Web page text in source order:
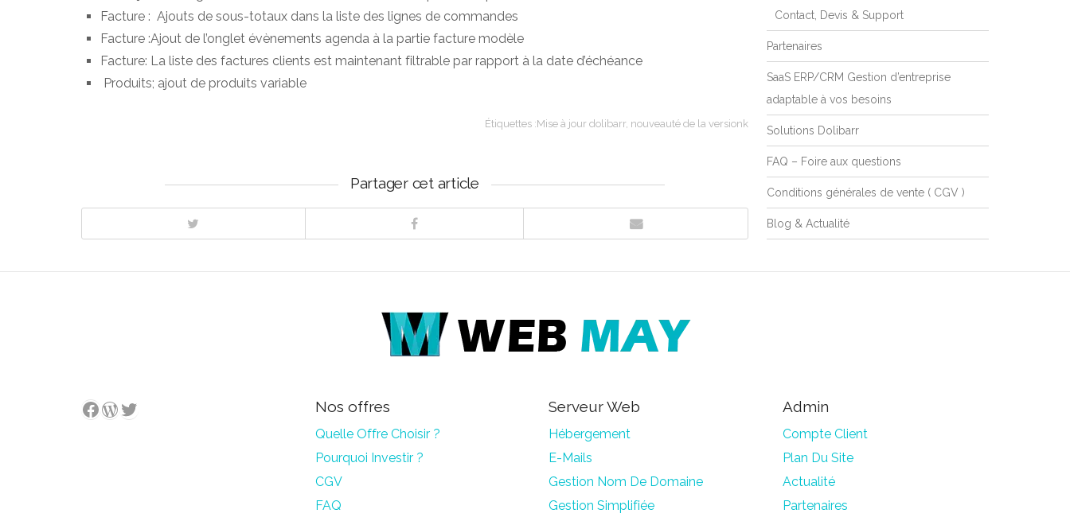
Facture : Ajouts de sous-totaux dans la liste des lignes de commandes
Facture :Ajout de l’onglet évènements agenda à la partie facture modèle
Facture: La liste des factures clients est maintenant filtrable par rapport à la date d’échéance
Produits; ajout de produits variable
Étiquettes :Mise à jour dolibarr, nouveauté de la versionk
Partager cet article
Contact, Devis & Support
Partenaires
SaaS ERP/CRM Gestion d’entreprise
adaptable à vos besoins
Solutions Dolibarr
FAQ – Foire aux questions
Conditions générales de vente ( CGV )
Blog & Actualité
Facebook
WordPress
Twitter Nos offres
Quelle Offre Choisir ?
Pourquoi Investir ?
CGV
FAQ
Serveur Web
Hébergement
E-Mails
Gestion Nom De Domaine
Gestion Simplifiée
Admin
Compte Client
Plan Du Site
Actualité
Partenaires